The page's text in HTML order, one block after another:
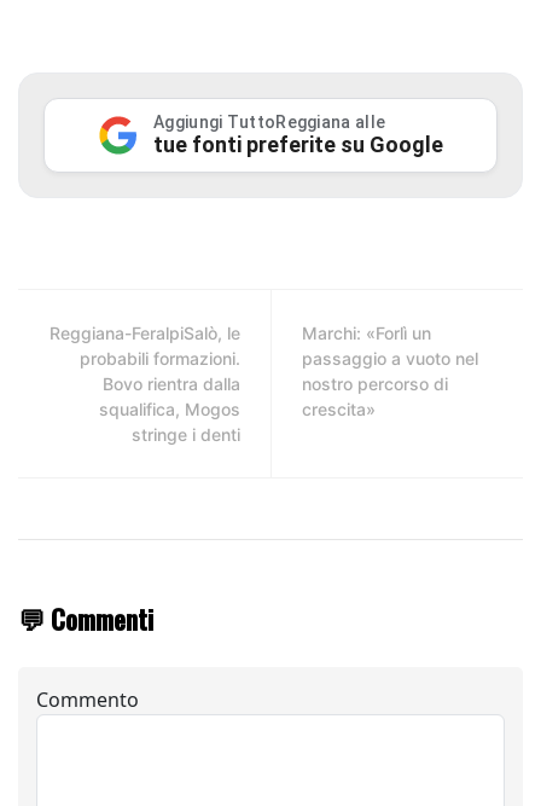
Aggiungi TuttoReggiana alle
tue fonti preferite su Google
Reggiana-FeralpiSalò, le
probabili formazioni.
Bovo rientra dalla
squalifica, Mogos
stringe i denti
Marchi: «Forlì un
passaggio a vuoto nel
nostro percorso di
crescita»
💬 Commenti